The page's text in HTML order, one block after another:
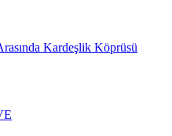
Kardeşlik Köprüsü